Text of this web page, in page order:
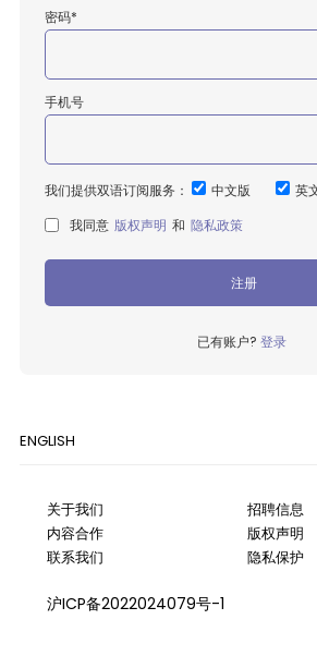
密码*
手机号
我们提供双语订阅服务： 中文版
英
我同意 版权声明 和 隐私政策
注册
已有账户? 登录
ENGLISH
关于我们
内容合作
联系我们
招聘信息
版权声明
隐私保护
沪ICP备2022024079号-1